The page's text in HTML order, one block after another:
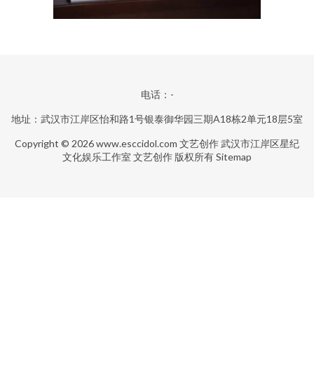
电话：-
地址：武汉市江岸区怡和路1号银泰御华园三期A18栋2单元18层5室
Copyright © 2026www.esccidol.com 文艺创作武汉市江岸区星纪
文化娱乐工作室 文艺创作 版权所有Sitemap